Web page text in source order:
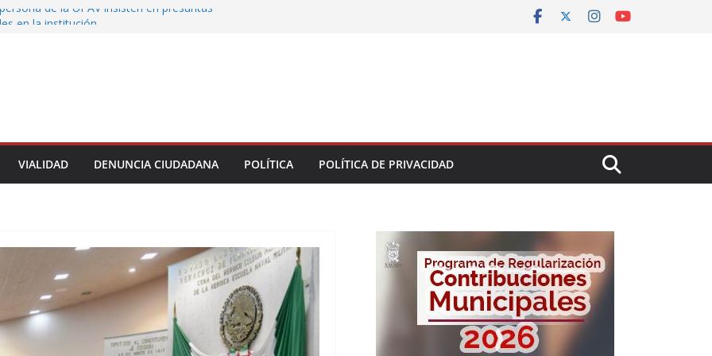
de la UPAV insisten en presuntas
de Veracruz la cultura de la prevención
municipio
VIALIDAD DENUNCIA CIUDADANA POLÍTICA POLÍTICA DE PRIVACIDAD